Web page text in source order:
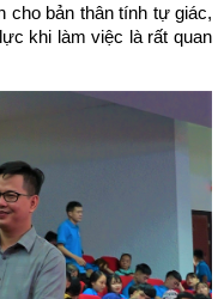
cho bản thân tính tự giác,
khi làm việc là rất quan